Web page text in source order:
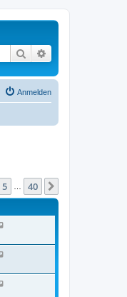
Suche
Anmelden
5 40